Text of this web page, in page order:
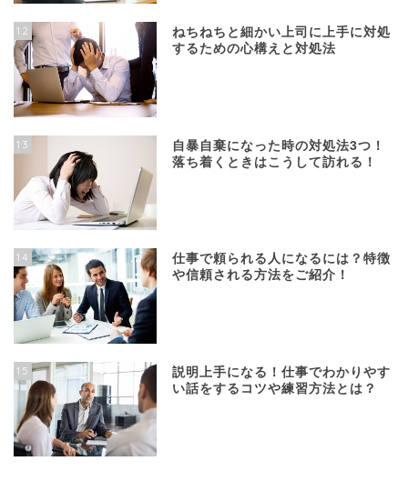
12
ねちねちと細かい上司に上手に対処
するための心構えと対処法
13
自暴自棄になった時の対処法3つ！
落ち着くときはこうして訪れる！
14
仕事で頼られる人になるには？特徴
や信頼される方法をご紹介！
15
説明上手になる！仕事でわかりやす
い話をするコツや練習方法とは？